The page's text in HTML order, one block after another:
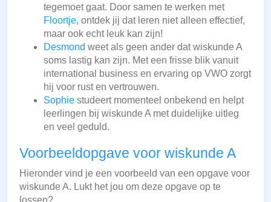
tegemoet gaat. Door samen te werken met
Floortje, ontdek jij dat leren niet alleen effectief,
maar ook echt leuk kan zijn!
Desmond weet als geen ander dat wiskunde A
soms lastig kan zijn. Met een frisse blik vanuit
international business en ervaring op VWO zorgt
hij voor rust en vertrouwen.
Sophie studeert momenteel onbekend en helpt
leerlingen bij wiskunde A met duidelijke uitleg
en veel geduld.
Voorbeeldopgave voor wiskunde A
Hieronder vind je een voorbeeld van een opgave voor
wiskunde A. Lukt het jou om deze opgave op te